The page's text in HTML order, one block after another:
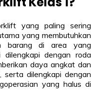
yang paling sering
yang membutuhkan
barang di area yang
dengan roda
daya angkat dan
dilengkapi dengan
yang halus di